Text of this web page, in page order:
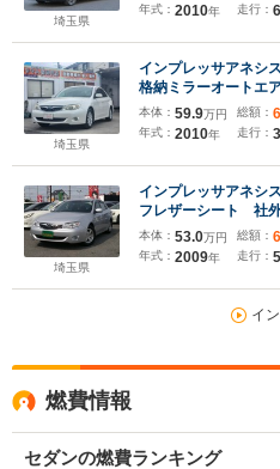
埼玉県
年式： 2010年
走行：
埼玉県
インプレッサアネシ
格納ミラーオート
純ナビ 地デジ ハー
ル 革巻ステア 純
レベライザ-スマート
本体： 59.9万円
年式： 2010年
総額：
走行：
埼玉県
インプレッサアネシ
フレザーシート 社
ーレスキー キセノ
リヤワイパー 電動
リング 純正15イン
本体： 53.0万円
年式： 2009年
総額：
走行：
イ
燃費情報
セダンの燃費ランキング